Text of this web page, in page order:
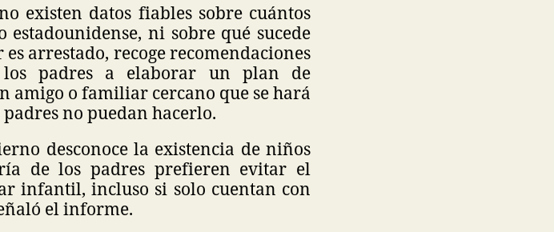
existen datos fiables sobre cuántos
ni sobre qué sucede
arrestado, recoge recomendaciones
padres a elaborar un plan de
o familiar cercano que se hará
no puedan hacerlo.
desconoce la existencia de niños
de los padres prefieren evitar el
infantil, incluso si solo cuentan con
el informe.